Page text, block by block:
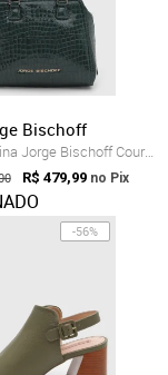
Bischoff
Bolsa Feminina Jorge Bischoff Couro Croc...
R$ 479,99 no Pix
-56%